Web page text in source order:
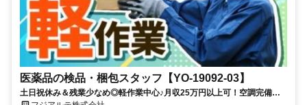
医薬品の検品・梱包スタッフ【YO-19092-03】
土日祝休み＆残業少なめ◎軽作業中心♪月収25万円以上可！空調完備の